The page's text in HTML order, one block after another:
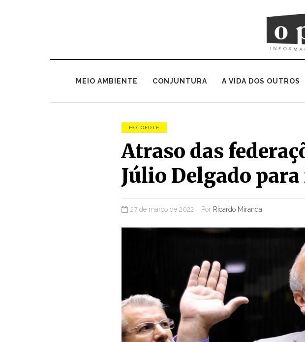
MEIO AMBIENTE CONJUNTURA A VIDA DOS OUTROS
HOLOFOTE
Atraso das
Júlio Delgado para
27 de março de 2022 Por Ricardo Miranda